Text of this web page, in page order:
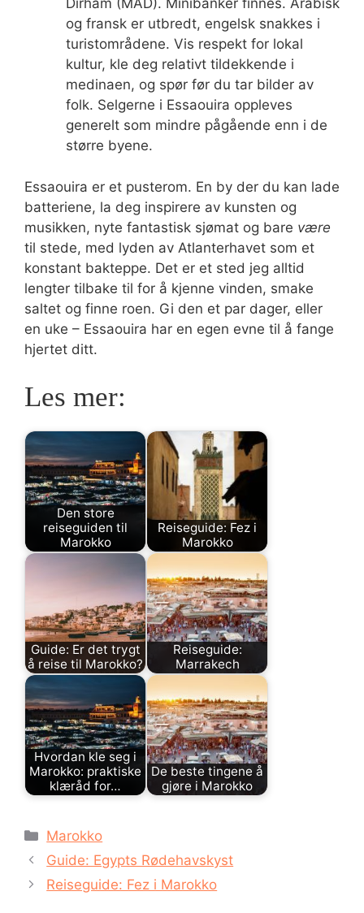
Dirham (MAD). Minibanker finnes. Arabisk
og fransk er utbredt, engelsk snakkes i
turistområdene. Vis respekt for lokal
kultur, kle deg relativt tildekkende i
medinaen, og spør før du tar bilder av
folk. Selgerne i Essaouira oppleves
generelt som mindre pågående enn i de
større byene.
Essaouira er et pusterom. En by der du kan lade
batteriene, la deg inspirere av kunsten og
musikken, nyte fantastisk sjømat og bare være
til stede, med lyden av Atlanterhavet som et
konstant bakteppe. Det er et sted jeg alltid
lengter tilbake til for å kjenne vinden, smake
saltet og finne roen. Gi den et par dager, eller
en uke – Essaouira har en egen evne til å fange
hjertet ditt.
Les mer:
Den store
reiseguiden til
Marokko
Reiseguide: Fez i
Marokko
Guide: Er det trygt
å reise til Marokko?
Reiseguide:
Marrakech
Hvordan kle seg i
Marokko: praktiske
klæråd for…
De beste tingene å
gjøre i Marokko
Kategorier
Marokko
Guide: Egypts Rødehavskyst
Reiseguide: Fez i Marokko